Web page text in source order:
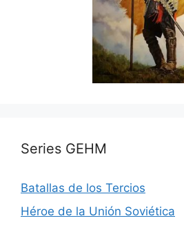
Series GEHM
Batallas de los Tercios
Héroe de la Unión Soviética